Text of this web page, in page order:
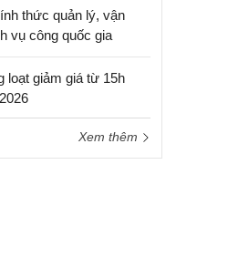
thức quản lý, vận
vụ công quốc gia
loạt giảm giá từ 15h
Xem thêm